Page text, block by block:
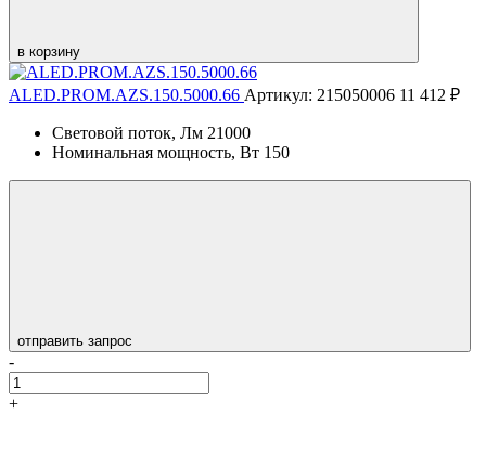
в корзину
ALED.PROM.AZS.150.5000.66 Артикул: 215050006 11 412 ₽
Световой поток, Лм 21000
Номинальная мощность, Вт 150
отправить запрос
-
+